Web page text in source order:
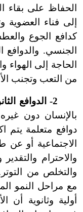
الحفاظ على بقاء
إلى فناء العضوية
كدافع الجوع
الجنسي. والدوافع
الحاجة إلى
من التعب وتجنب
2
-الدوافع
بالإنسان دون
دوافع متعلمة يتم
الاجتماعية أو
والاحترام والتقدير
والتخلص من
مع مراحل النمو
أولية وثانوية أن